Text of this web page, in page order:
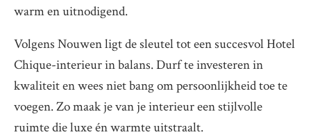
warm en uitnodigend.
Volgens Nouwen ligt de sleutel tot een succesvol Hotel
Chique-interieur in balans. Durf te investeren in
kwaliteit en wees niet bang om persoonlijkheid toe te
voegen. Zo maak je van je interieur een stijlvolle
ruimte die luxe én warmte uitstraalt.